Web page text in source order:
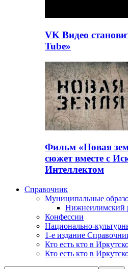
VK Видео
Tube»
Фильм «Новая
сюжет вместе с
Интеллектом
Справочник
Муниципальные
Нижнеилимский
Конфессии
Национально-
1-е издание
Кто есть кто в
Кто есть кто в